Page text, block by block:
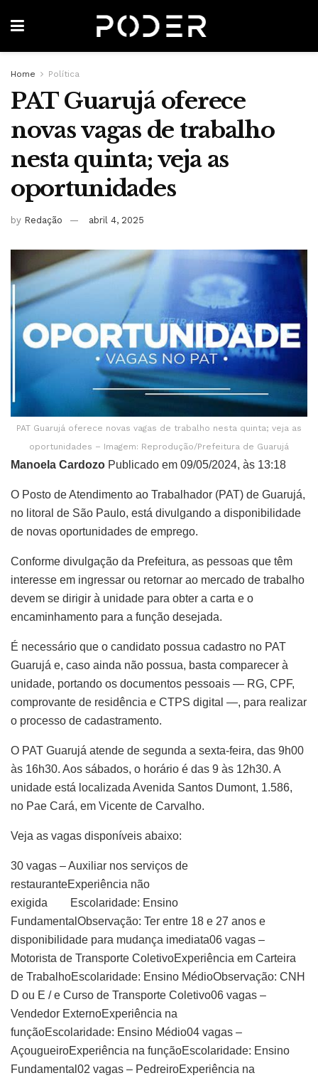
Home Política
PAT Guarujá oferece
novas vagas de trabalho
nesta quinta; veja as
oportunidades
by Redação abril 4, 2025
PAT Guarujá oferece novas vagas de trabalho nesta quinta; veja as
oportunidades – Imagem: Reprodução/Prefeitura de Guarujá
Manoela Cardozo Publicado em 09/05/2024, às 13:18
O Posto de Atendimento ao Trabalhador (PAT) de Guarujá,
no litoral de São Paulo, está divulgando a disponibilidade
de novas oportunidades de emprego.
Conforme divulgação da Prefeitura, as pessoas que têm
interesse em ingressar ou retornar ao mercado de trabalho
devem se dirigir à unidade para obter a carta e o
encaminhamento para a função desejada.
É necessário que o candidato possua cadastro no PAT
Guarujá e, caso ainda não possua, basta comparecer à
unidade, portando os documentos pessoais — RG, CPF,
comprovante de residência e CTPS digital —, para realizar
o processo de cadastramento.
O PAT Guarujá atende de segunda a sexta-feira, das 9h00
às 16h30. Aos sábados, o horário é das 9 às 12h30. A
unidade está localizada Avenida Santos Dumont, 1.586,
no Pae Cará, em Vicente de Carvalho.
Veja as vagas disponíveis abaixo:
30 vagas – Auxiliar nos serviços de
restauranteExperiência não
exigida Escolaridade: Ensino
FundamentalObservação: Ter entre 18 e 27 anos e
disponibilidade para mudança imediata06 vagas –
Motorista de Transporte ColetivoExperiência em Carteira
de TrabalhoEscolaridade: Ensino MédioObservação: CNH
D ou E / e Curso de Transporte Coletivo06 vagas –
Vendedor ExternoExperiência na
funçãoEscolaridade: Ensino Médio04 vagas –
AçougueiroExperiência na funçãoEscolaridade: Ensino
Fundamental02 vagas – PedreiroExperiência na